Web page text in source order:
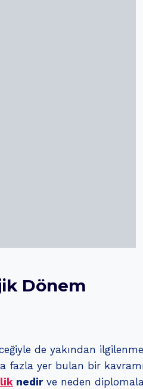
Dönem
de yakından
fazla yer bulan bir
nedirve neden